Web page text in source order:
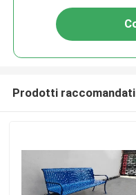
Prodotti raccomandati